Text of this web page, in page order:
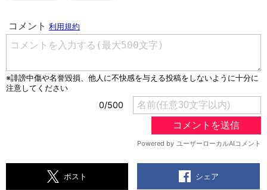
ポスト シェア